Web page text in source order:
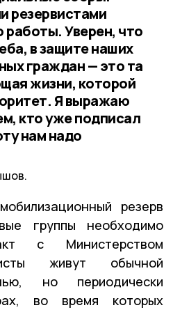
резервистами
работы. Уверен, что
в защите наших
граждан — это та
жизни, которой
Я выражаю
кто уже подписал
нам надо
резерв
группы необходимо
с Министерством
живут обычной
но периодически
во время которых